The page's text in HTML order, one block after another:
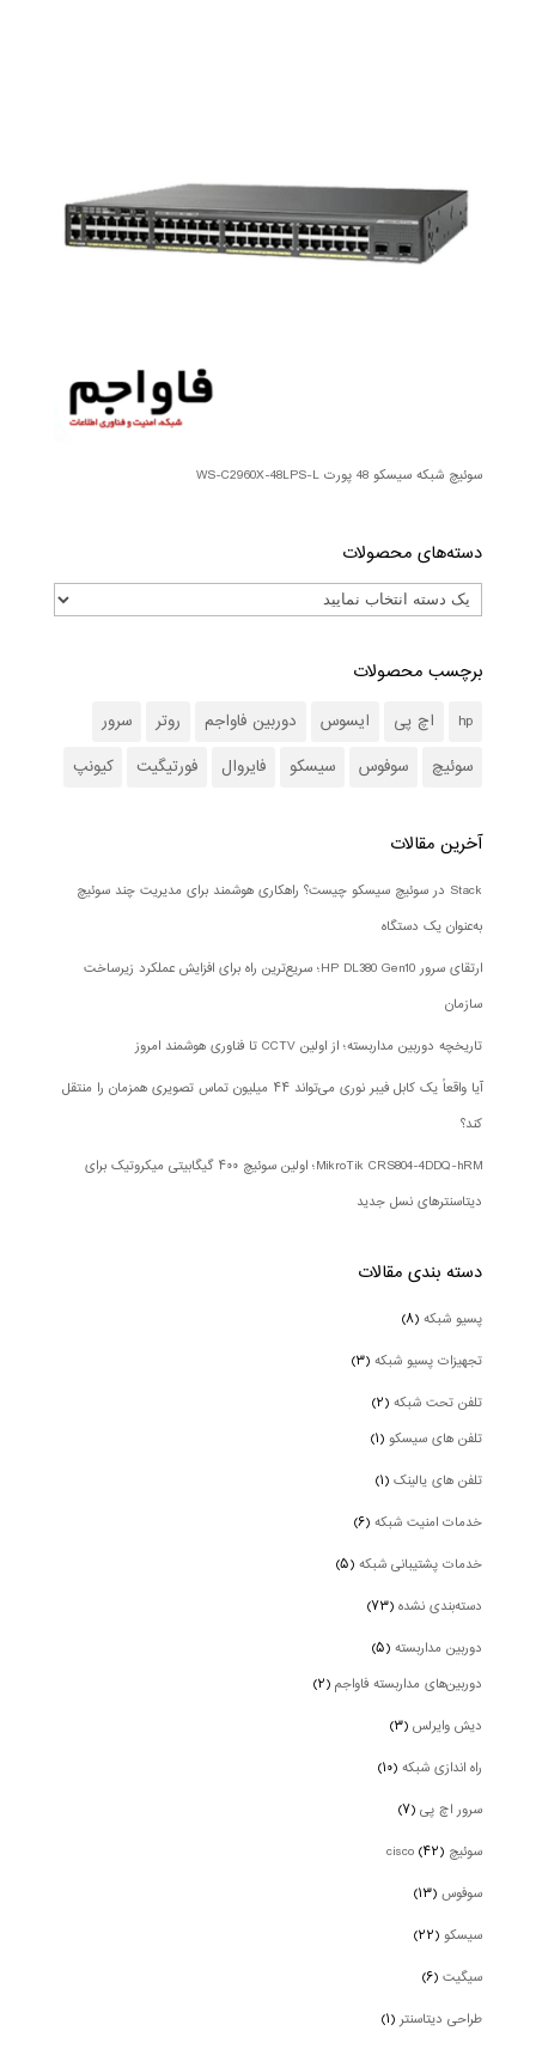
سوئیچ شبکه سیسکو 48 پورت WS-C2960X-48LPS-L
دسته‌های محصولات
برچسب محصولات
hp اچ پی ایسوس دوربین فاواجم روتر
سرور
سوئیچ
سوفوس سیسکو فایروال فورتیگیت کیونپ
آخرین مقالات
Stack در سوئیچ سیسکو چیست؟ راهکاری هوشمند برای مدیریت چند سوئیچ
به‌عنوان یک دستگاه
ارتقای سرور HP DL380 Gen10؛ سریع‌ترین راه برای افزایش عملکرد زیرساخت
سازمان
تاریخچه دوربین مداربسته؛ از اولین CCTV تا فناوری هوشمند امروز
آیا واقعاً یک کابل فیبر نوری می‌تواند ۴۴ میلیون تماس تصویری همزمان را منتقل
کند؟
MikroTik CRS804-4DDQ-hRM؛ اولین سوئیچ ۴۰۰ گیگابیتی میکروتیک برای
دیتاسنترهای نسل جدید
دسته بندی‌ مقالات
پسیو شبکه(۸)
تجهیزات پسیو شبکه(۳)
تلفن تحت شبکه(۲)
تلفن های سیسکو(۱)
تلفن های یالینک(۱)
خدمات امنیت شبکه(۶)
خدمات پشتیبانی شبکه(۵)
دسته‌بندی نشده(۷۳)
دوربین‌ مداربسته(۵)
دوربین‌های مداربسته فاواجم(۲)
دیش وایرلس(۳)
راه اندازی شبکه(۱۰)
سرور اچ پی(۷)
سوئیچ cisco (۴۲)
سوفوس(۱۳)
سیسکو(۲۲)
سیگیت(۶)
طراحی دیتاسنتر(۱)